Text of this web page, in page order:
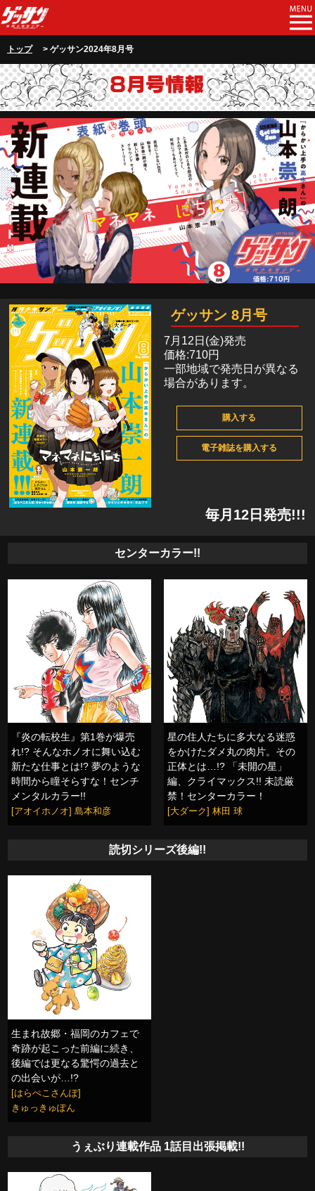
トップ> ゲッサン2024年8月号
ゲッサン 8月号
7月12日(金)発売
価格:710円
一部地域で発売日が異なる
場合があります。
毎月12日発売!!!
購入する
電子雑誌を購入する
センターカラー!!
『炎の転校生』第1巻が爆売
れ!? そんなホノオに舞い込む
新たな仕事とは!? 夢のような
時間から瞳そらすな！センチ
メンタルカラー!!
[アオイホノオ] 島本和彦
星の住人たちに多大なる迷惑
をかけたダメ丸の肉片。その
正体とは…!? 「未開の星」
編、クライマックス!! 未読厳
禁！センターカラー！
[大ダーク] 林田 球
読切シリーズ後編!!
生まれ故郷・福岡のカフェで
奇跡が起こった前編に続き、
後編では更なる驚愕の過去と
の出会いが…!?
[はらぺこさんぽ]
きゅっきゅぽん
うぇぶり連載作品 1話目出張掲載!!